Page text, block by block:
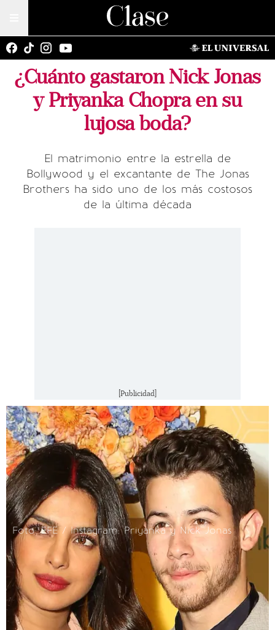
¿Cuánto gastaron Nick Jonas
y Priyanka Chopra en su
lujosa boda?
El matrimonio entre la estrella de
Bollywood y el excantante de The Jonas
Brothers ha sido uno de los más costosos
de la última década
[Publicidad]
Foto: EFE / Instagram: Priyanka y Nick Jonas